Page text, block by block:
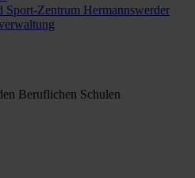
Sport-Zentrum Hermannswerder
Beruflichen Schulen